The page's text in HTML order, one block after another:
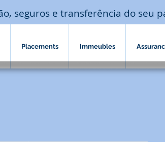
seguros e transferência do seu
Placements Immeubles